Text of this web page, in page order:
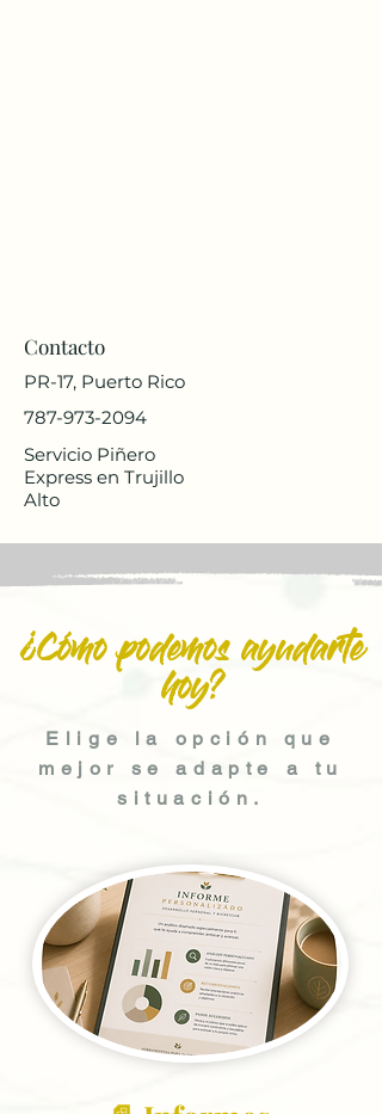
Contacto
PR-17, Puerto Rico
787-973-2094
Servicio Piñero
Express en Trujillo
Alto
¿Cómo podemos ayudarte
hoy?
Elige la opción que
mejor se adapte a tu
situación.